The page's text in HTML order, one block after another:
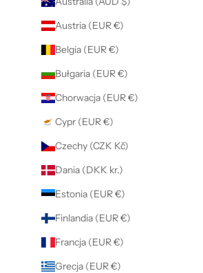
Austria (EUR €)
Belgia (EUR €)
Bułgaria (EUR €)
Chorwacja (EUR €)
Cypr (EUR €)
Czechy (CZK Kč)
Dania (DKK kr.)
Estonia (EUR €)
Finlandia (EUR €)
Francja (EUR €)
Grecja (EUR €)